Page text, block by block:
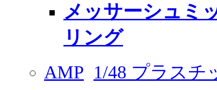
メッサーシュミ
リング
AMP 1/48 プラスチ